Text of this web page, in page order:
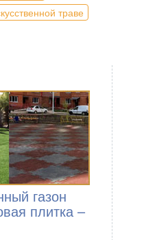
траве
газон
плитка –